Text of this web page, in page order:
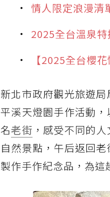
情人限定浪漫清
2025全台溫泉
【2025全台櫻
新北市政府觀光旅遊
平溪天燈園手作活動
名老街 ，感受不同的
自然景點，午后返回
製作手作紀念品，為這